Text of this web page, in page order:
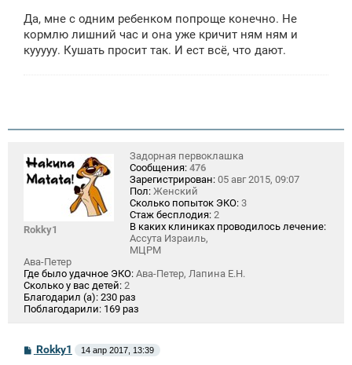
б
щ
н
Да, мне с одним ребенком попроще конечно. Не
кормлю лишний час и она уже кричит ням ням и
кууууу. Кушать просит так. И ест всё, что дают.
Rokky1
Задорная первоклашка
Сообщения: 476
Зарегистрирован: 05 авг 2015, 09:07
Пол: Женский
Сколько попыток ЭКО: 3
Стаж бесплодия: 2
В каких клиниках проводилось лечение:
Ассута Израиль,
МЦРМ
Ава-Петер
Где было удачное ЭКО: Ава-Петер, Лапина Е.Н.
Сколько у вас детей: 2
Благодарил (а): 230 раз
Поблагодарили: 169 раз
С
о
Rokky1 14 апр 2017, 13:39